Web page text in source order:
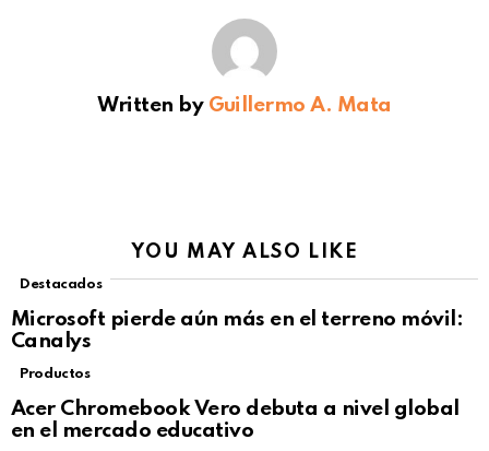
Written by Guillermo A. Mata
YOU MAY ALSO LIKE
Destacados
Microsoft pierde aún más en el terreno móvil:
Canalys
Productos
Acer Chromebook Vero debuta a nivel global
en el mercado educativo